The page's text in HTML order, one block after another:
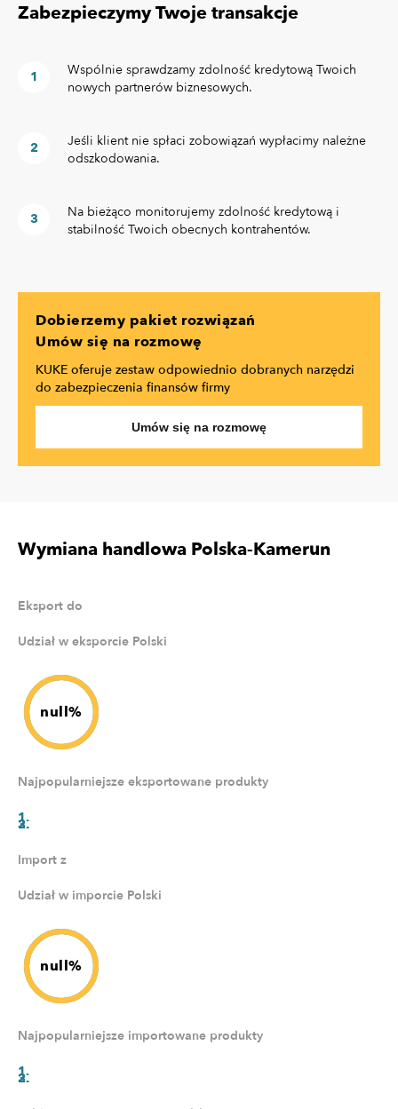
Zabezpieczymy Twoje transakcje
Wspólnie sprawdzamy zdolność kredytową Twoich
nowych partnerów biznesowych.
Jeśli klient nie spłaci zobowiązań wypłacimy należne
odszkodowania.
Na bieżąco monitorujemy zdolność kredytową i
stabilność Twoich obecnych kontrahentów.
Dobierzemy pakiet rozwiązań
Umów się na rozmowę
KUKE oferuje zestaw odpowiednio dobranych narzędzi
do zabezpieczenia finansów firmy
Umów się na rozmowę
Wymiana handlowa Polska-Kamerun
Eksport do
Udział w eksporcie Polski
null%
Najpopularniejsze eksportowane produkty
Import z
Udział w imporcie Polski
null%
Najpopularniejsze importowane produkty